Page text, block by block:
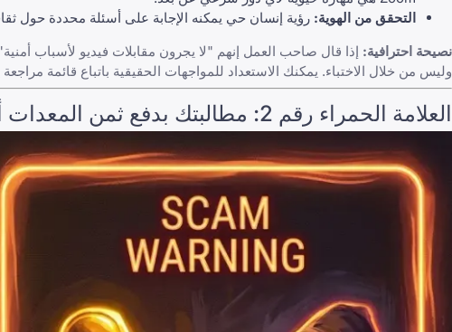
التحقق من الهوية: رؤية إنسان حي يمكنه الإجابة على أسئلة محددة حول
نصيحة احترافية: إذا قال صاحب العمل إنهم "لا يجرون مقابلات فيديو لأسباب
وليس من خلال الاختباء. يمكنك الاستعداد للمواجهات الحقيقية باتباع قائمة
العلامة الحمراء رقم 2: مطالبتك بدفع ثمن المعدات أو "التدريب" مقدمًا